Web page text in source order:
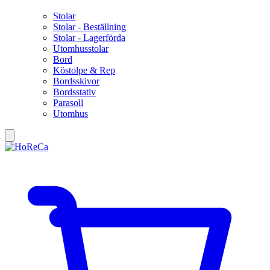
Stolar
Stolar - Beställning
Stolar - Lagerförda
Utomhusstolar
Bord
Köstolpe & Rep
Bordsskivor
Bordsstativ
Parasoll
Utomhus